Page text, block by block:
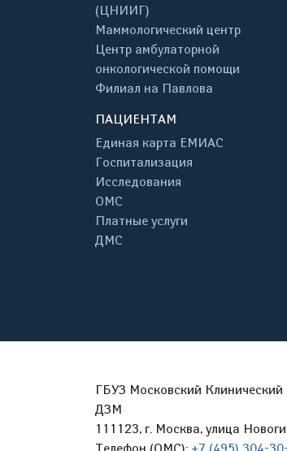
(ЦНИИГ)
Маммологический центр
Центр амбулаторной
онкологической помощи
Филиал на Павлова
ПАЦИЕНТАМ
Единая карта ЕМИАС
Госпитализация
Исследования
ОМС
Платные услуги
ДМС
ГБУЗ Московский
ДЗМ
111123, г. Москва, улица